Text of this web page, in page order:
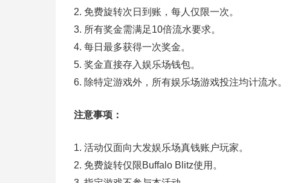
2. 免费旋转次日到账，每人仅限一次。
3. 所有奖金需满足10倍流水要求。
4. 每日最多获得一次奖金。
5. 奖金直接存入娱乐场钱包。
6. 除特定游戏外，所有娱乐场游戏投注均计流水。
注意事项：
1. 活动仅面向大发娱乐场真钱账户玩家。
2. 免费旋转仅限Buffalo Blitz使用。